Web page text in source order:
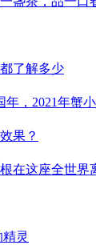
了解多少
年，2021年蟹
果？
在这座全世界
灵